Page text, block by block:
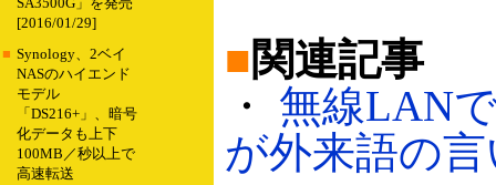
SA3500G」を発売
[2016/01/29]
■ Synology、2ベイ
NASのハイエンド
モデル
「DS216+」、暗号
化データも上下
100MB／秒以上で
高速転送
■関連記事
・ 無線LAN
が外来語の